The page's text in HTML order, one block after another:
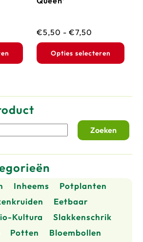
productpagina
Dit
product
Deze
gekozen
worden
op
de
productpagina
€5,50 - €7,50
€5,50
Opties selecteren
Dit
Zoeken
Inheems
Potplanten
Eetbaar
Kultura
Slakkenschrik
Potten
Bloembollen